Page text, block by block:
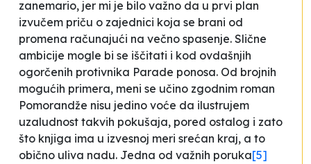
zanemario, jer mi je bilo važno da u prvi plan
izvučem priču o zajednici koja se brani od
promena računajući na večno spasenje. Slične
ambicije mogle bi se iščitati i kod ovdašnjih
ogorčenih protivnika Parade ponosa. Od brojnih
mogućih primera, meni se učino zgodnim roman
Pomorandže nisu jedino voće da ilustrujem
uzaludnost takvih pokušaja, pored ostalog i zato
što knjiga ima u izvesnoj meri srećan kraj, a to
obično uliva nadu. Jedna od važnih poruka[5]